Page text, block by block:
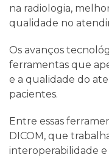
na radiologia,
qualidade no
Os avanços
ferramentas que
e a qualidade do
pacientes.
Entre essas
DICOM, que
interoperabilidade